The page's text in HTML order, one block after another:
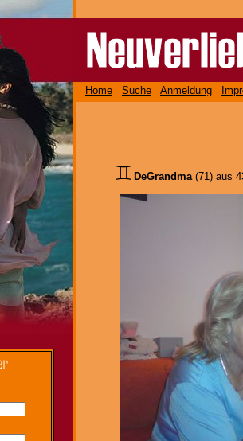
Home Suche Anmeldung
DeGrandma (71) aus